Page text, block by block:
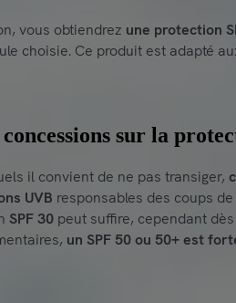
vous obtiendrez une protection
choisie. Ce produit est adapté
sur la
il convient de ne pas transiger,
UVB responsables des coups
SPF 30 peut suffire, cependant
un SPF 50 ou 50+ est